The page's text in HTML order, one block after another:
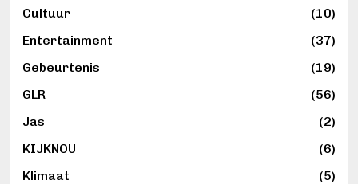
Cultuur
(10)
Entertainment
(37)
Gebeurtenis
(19)
GLR
(56)
Jas
(2)
KIJKNOU
(6)
Klimaat
(5)